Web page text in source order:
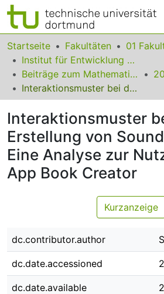
Bereiche & Sammlungen
Das gesamte Repositorium
Statistiken
FAQ
Leitlinien
Zurück zur Startseite
Startseite Fakultäten
Institut für Entwicklung und Erforschung des Mathematikunterrichts
Beiträge zum Mathematikunterricht
Interaktionsmuster bei der Erstellung von Soundaufnahmen. Eine Analyse zur Nutzung der App Book Creator
Interaktionsmuster
Erstellung von
Eine Analyse zur
App Book Creator
Kurzanzeige
dc.contributor.author
dc.date.accessioned
dc.date.available